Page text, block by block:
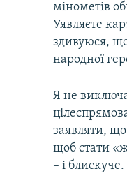
мінометів
Уявляєте
здивуюся,
народної
Я не
заявляти, що
щоб стати
– і блискуче.